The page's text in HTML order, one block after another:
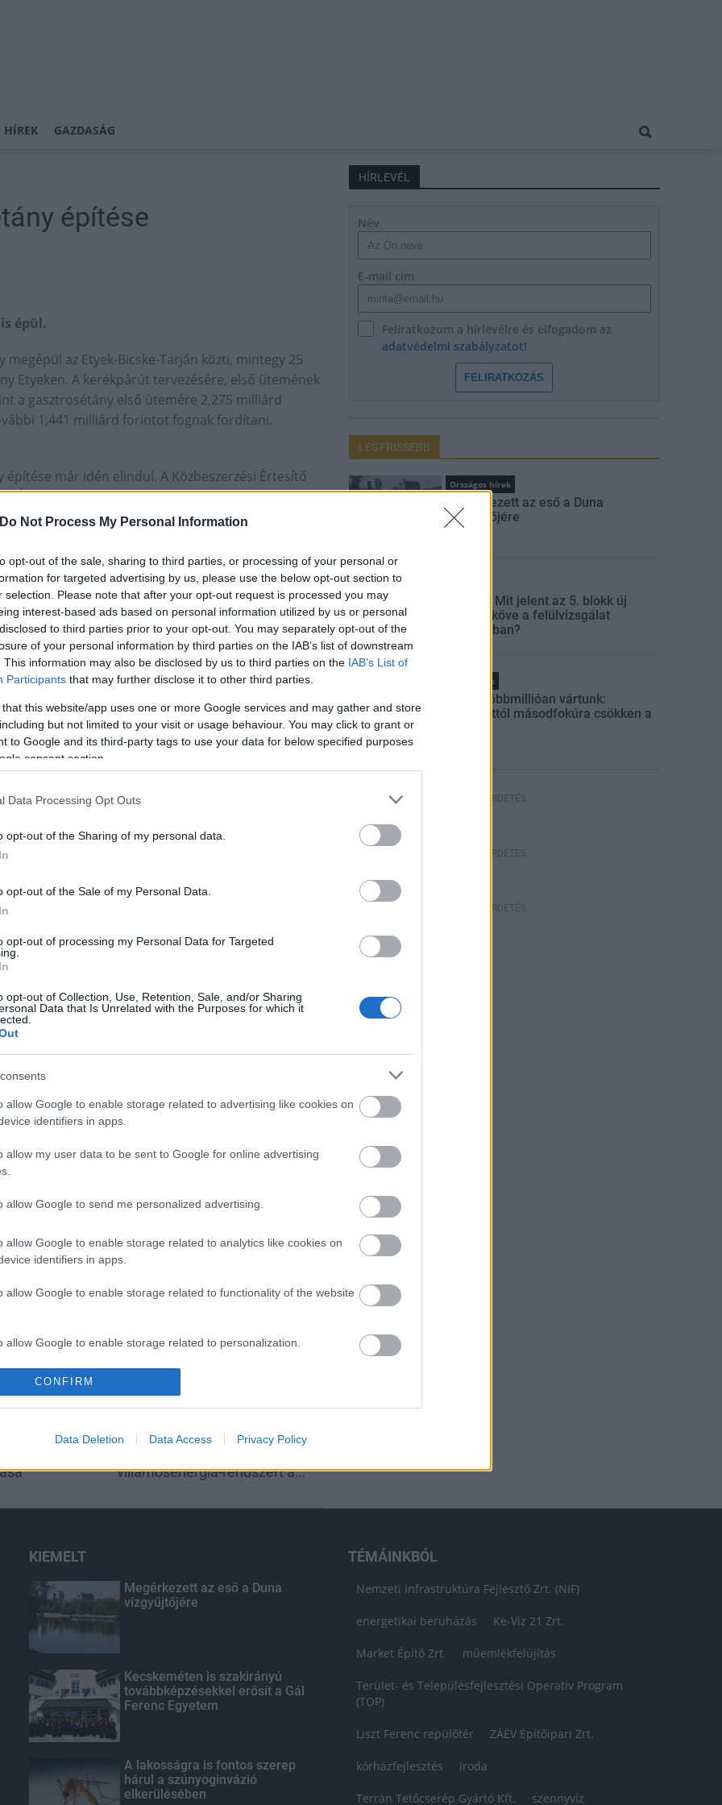
Do Not Process My Personal Information
opt-out of the sale, sharing to third parties, or processing of your personal or
for targeted advertising by us, please use the below opt-out section to
selection. Please note that after your opt-out request is processed you may
interest-based ads based on personal information utilized by us or personal
to third parties prior to your opt-out. You may separately opt-out of the
of your personal information by third parties on the IAB’s list of downstream
This information may also be disclosed by us to third parties on the IAB’s List of
Participants that may further disclose it to other third parties.
that this website/app uses one or more Google services and may gather and store
but not limited to your visit or usage behaviour. You may click to grant or
to Google and its third-party tags to use your data for below specified purposes
consent section.
Data Processing Opt Outs
opt-out of the Sharing of my personal data.
opt-out of the Sale of my Personal Data.
opt-out of processing my Personal Data for Targeted
opt-out of Collection, Use, Retention, Sale, and/or Sharing
Data that Is Unrelated with the Purposes for which it
allow Google to enable storage related to advertising like cookies on
identifiers in apps.
allow my user data to be sent to Google for online advertising
allow Google to send me personalized advertising.
allow Google to enable storage related to analytics like cookies on
identifiers in apps.
allow Google to enable storage related to functionality of the website
allow Google to enable storage related to personalization.
allow Google to enable storage related to security, including
functionality and fraud prevention, and other user protection.
CONFIRM
Data Deletion Data Access Privacy Policy
HÍREK GAZDASÁG
építése
épül.
az Etyek-Bicske-Tarján közti, mintegy 25
Etyeken. A kerékpárút tervezésére, első ütemének
a gasztrosétány első ütemére 2,275 milliárd
1,441 milliárd forintot fognak fordítani.
már idén elindul. A Közbeszerzési Értesítő
Útépítő és Mélyépítő Kft., a cég feladatát képezi
hosszan kőszórás,
burkolat lefektetése,
elvezető csatorna,
Másfélszeresére bővítik
Paks II.: Mit jelent az 5. blokk új
árnyékában?
Egyetlen, fél
átszervezett termeléssel
villamosenergia-rendszert a
HÍRLEVÉL
Név
E-mail cím
Feliratkozom a hírlevélre és elfogadom az
adatvédelmi szabályzatot!
FELIRATKOZÁS
LEGFRISSEBB
Országos hírek
Megérkezett az eső a Duna
vízgyűjtőjére
Paks II.: Mit jelent az 5. blokk új
mérföldköve a felülvizsgálat
árnyékában?
Helyi hírek
Amire többmillióan vártunk:
szombattól másodfokúra csökken a
HIRDETÉS
HIRDETÉS
HIRDETÉS
KIEMELT
Megérkezett az eső a Duna
vízgyűjtőjére
Kecskeméten is szakirányú
továbbképzésekkel erősít a Gál
Ferenc Egyetem
A lakosságra is fontos szerep
hárul a szúnyoginvázió
elkerülésében
TÉMÁINKBÓL
Nemzeti Infrastruktúra Fejlesztő Zrt. (NIF)
energetikai beruházás Ke-Víz 21 Zrt.
Market Építő Zrt. műemlékfelújítás
Terület- és Településfejlesztési Operatív Program
(TOP)
Liszt Ferenc repülőtér ZÁÉV Építőipari Zrt.
kórházfejlesztés iroda
Terrán Tetőcserép Gyártó Kft. szennyvíz